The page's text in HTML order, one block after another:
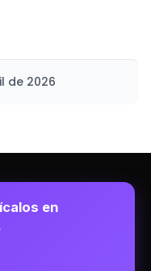
de 2026
en